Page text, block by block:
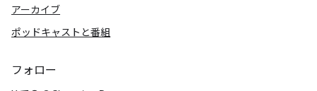
アーカイブ
ポッドキャストと番組
フォロー